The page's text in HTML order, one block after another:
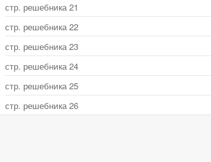
стр. решебника 21
стр. решебника 22
стр. решебника 23
стр. решебника 24
стр. решебника 25
стр. решебника 26